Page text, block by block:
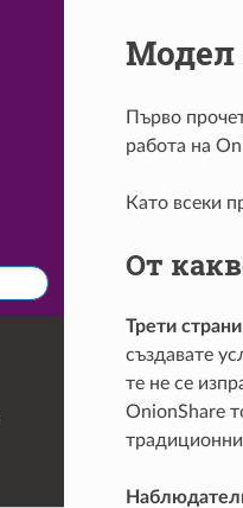
Модел
Първо
работа на
Като всеки
От
Трети
създавате
те не се
OnionShare